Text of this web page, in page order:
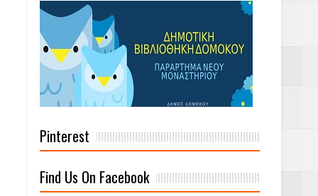
Pinterest
Find Us On Facebook